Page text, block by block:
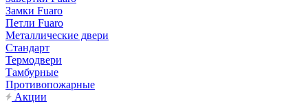
Замки Fuaro
Петли Fuaro
Металлические двери
Стандарт
Термодвери
Тамбурные
Противопожарные
Акции